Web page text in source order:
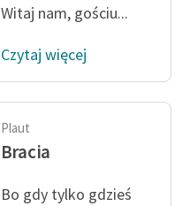
Witaj nam, gościu...
Czytaj więcej
Plaut
Bracia
Bo gdy tylko gdzieś